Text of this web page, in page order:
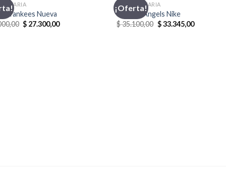
Yankees Nueva
El
precio
$ 27.300,00El
¡Oferta!
INDUMENTARIA
Remera Angels Nike
$35.100,00 El
precio
$33.345,00El